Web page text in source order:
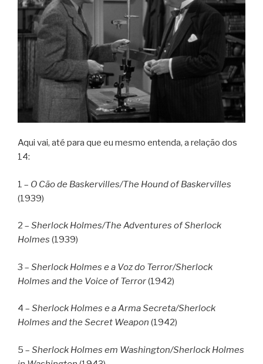
Aqui vai, até para que eu mesmo entenda, a relação dos
14:
1 – O Cão de Baskervilles/The Hound of Baskervilles
(1939)
2 – Sherlock Holmes/The Adventures of Sherlock
Holmes (1939)
3 – Sherlock Holmes e a Voz do Terror/Sherlock
Holmes and the Voice of Terror(1942)
4 – Sherlock Holmes e a Arma Secreta/Sherlock
Holmes and the Secret Weapon (1942)
5 – Sherlock Holmes em Washington/Sherlock Holmes